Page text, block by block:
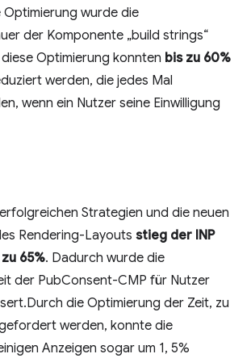
Optimierung wurde die
der Komponente „build strings“
Optimierung konnten bis zu 60%
werden, die jedes Mal
wenn ein Nutzer seine Einwilligung
Strategien und die neuen
Rendering-Layouts stieg der INP
65%. Dadurch wurde die
der PubConsent-CMP für Nutzer
die Optimierung der Zeit, zu
werden, konnte die
Anzeigen sogar um 1, 5%